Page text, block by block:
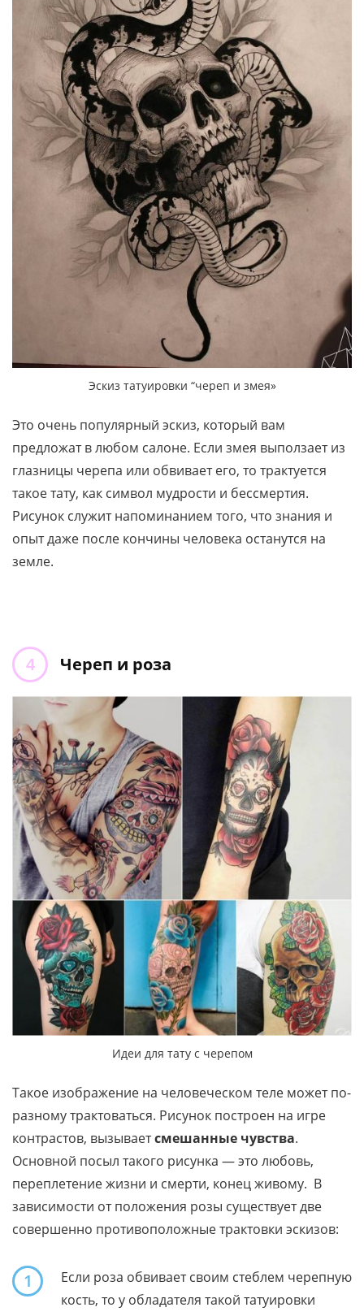
Эскиз татуировки “череп и змея»
Это очень популярный эскиз, который вам
предложат в любом салоне. Если змея выползает из
глазницы черепа или обвивает его, то трактуется
такое тату, как символ мудрости и бессмертия.
Рисунок служит напоминанием того, что знания и
опыт даже после кончины человека останутся на
земле.
Череп и роза
Идеи для тату с черепом
Такое изображение на человеческом теле может по-
разному трактоваться. Рисунок построен на игре
контрастов, вызываетсмешанные чувства.
Основной посыл такого рисунка — это любовь,
переплетение жизни и смерти, конец живому. В
зависимости от положения розы существует две
совершенно противоположные трактовки эскизов:
1
Если роза обвивает своим стеблем черепную
кость, то у обладателя такой татуировки